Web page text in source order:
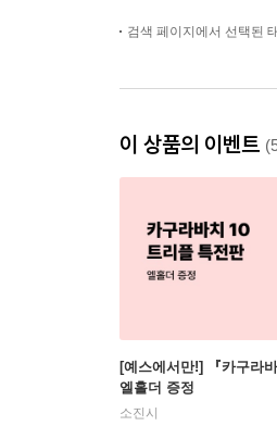
검색 페이지에서 선택된
이 상품의 이벤트
[예스에서만!] 『카구라
엘홀더 증정
소진시